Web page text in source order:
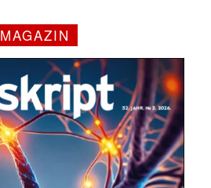
MAGAZIN